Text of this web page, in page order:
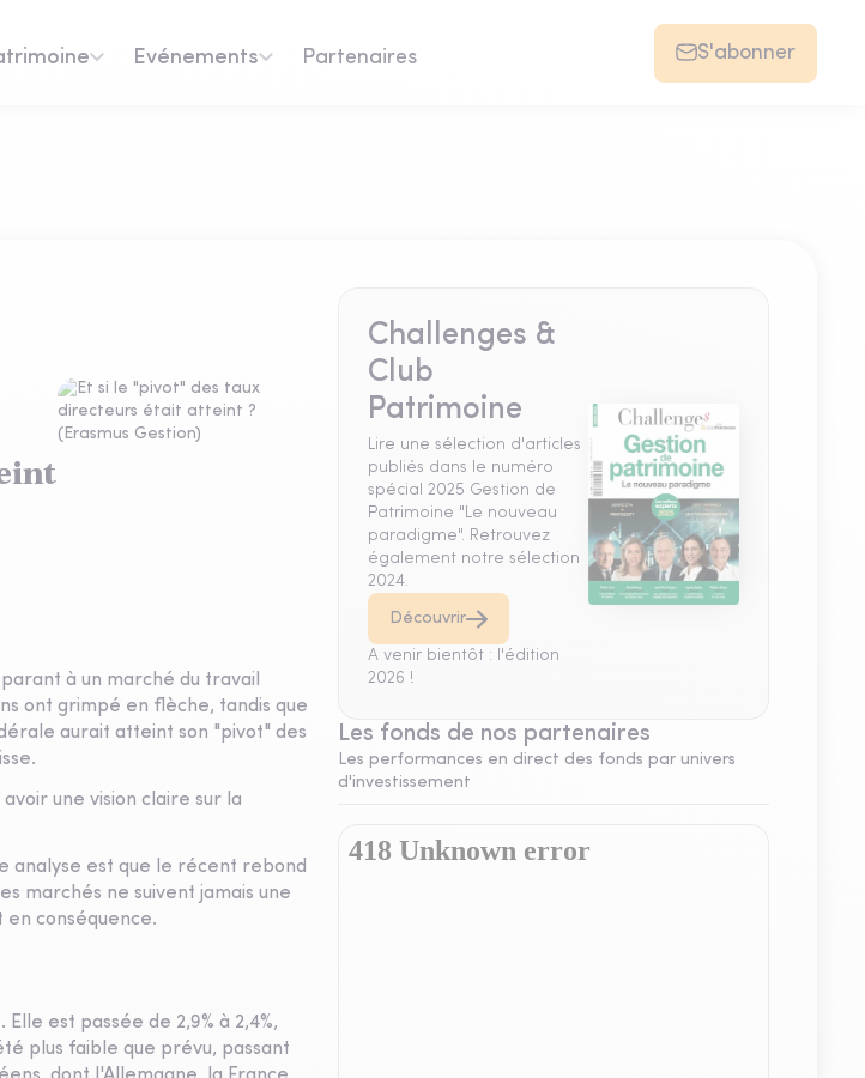
Evénements Partenaires S'abonner
à un marché du travail
ont grimpé en flèche, tandis que
aurait atteint son "pivot" des
une vision claire sur la
analyse est que le récent rebond
marchés ne suivent jamais une
en conséquence.
est passée de 2,9% à 2,4%,
plus faible que prévu, passant
Challenges &
Club
Patrimoine
Lire une sélection d'articles
publiés dans le numéro
spécial 2025 Gestion de
Patrimoine "Le nouveau
paradigme". Retrouvez
également notre sélection
2024.
Découvrir
A venir bientôt : l'édition
2026 !
Les fonds de nos partenaires
Les performances en direct des fonds par univers
d'investissement